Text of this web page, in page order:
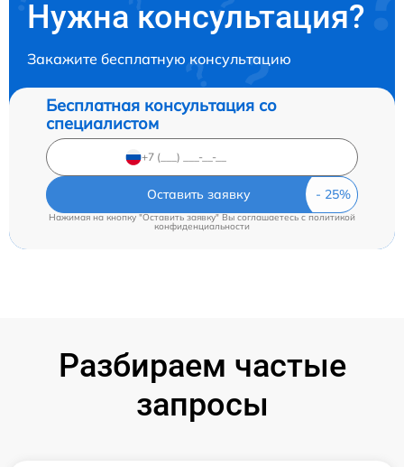
Нужна консультация?
Закажите бесплатную консультацию
Бесплатная консультация со
специалистом
Оставить заявку
Нажимая на кнопку "Оставить заявку" Вы соглашаетесь cполитикой
конфиденциальности
Разбираем частые
запросы